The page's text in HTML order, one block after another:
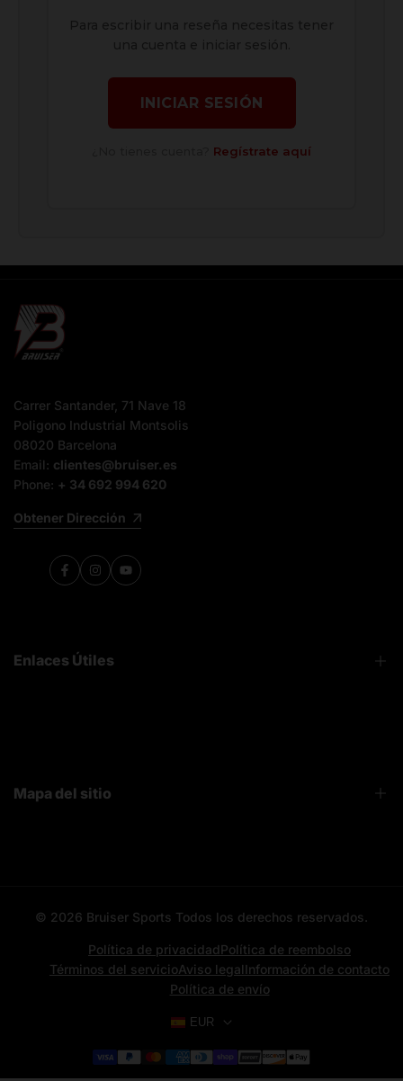
INICIAR SESIÓN
Regístrate aquí
Carrer Santander, 71 Nave 18
Poligono Industrial Montsolis
08020 Barcelona
Email: clientes@bruiser.es
Phone: + 34 692 994 620
Obtener Dirección
FacebookInstagramYouTube
Enlaces Útiles
Contacto
Mapa del sitio
All categories
All products
Contacto
© 2026 Bruiser Sports Todos los derechos reservados.
Política de privacidadPolítica de reembolso
Términos del servicioAviso legalInformación de contacto
Política de envío
EUR